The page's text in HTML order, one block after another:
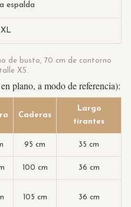
espalda
de busto, 70 cm de contorno
XS.
plano, a modo de referencia):
Caderas
Largo
tirantes
95 cm 35 cm
100 cm 36 cm
105 cm 36 cm